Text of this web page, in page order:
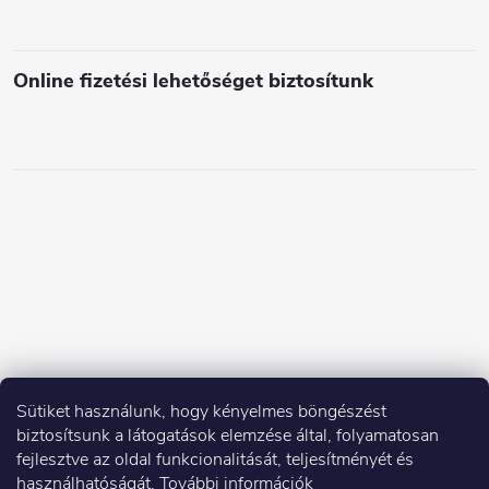
Sütiket használunk, hogy kényelmes böngészést
biztosítsunk a látogatások elemzése által, folyamatosan
fejlesztve az oldal funkcionalitását, teljesítményét és
használhatóságát. További információk
Online fizetési lehetőséget biztosítunk